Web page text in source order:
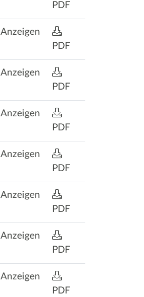
PDF
Anzeigen
PDF
Anzeigen
PDF
Anzeigen
PDF
Anzeigen
PDF
Anzeigen
PDF
Anzeigen
PDF
Anzeigen
PDF